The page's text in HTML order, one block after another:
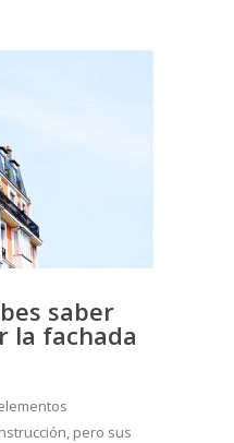
saber
la fachada
pero sus